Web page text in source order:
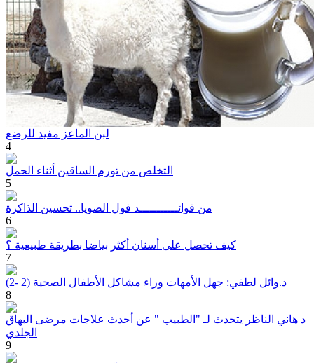
لبن الماعز مفيد للرضع
4
التخلص من تورم الساقين أثناء الحمل
5
من فوائـــــــــــد فول الصويا.. تحسين الذاكرة
6
كيف تحصل على أسنان أكثر بياضا بطريقة طبيعية ؟
7
د.وائل لطفي: جهل الأمهات وراء مشاكل الأطفال الصحية (2 -2)
8
د هاني الناظر يتحدث لـ "الطبيب " عن أحدث علاجات مرضى البهاق
الجلدي
9